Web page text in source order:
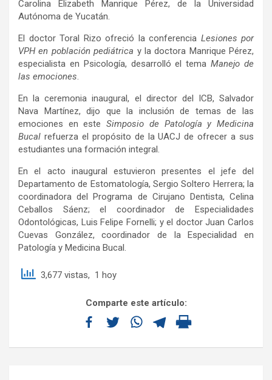
Carolina Elizabeth Manrique Pérez, de la Universidad
Autónoma de Yucatán.
El doctor Toral Rizo ofreció la conferencia Lesiones por
VPH en población pediátrica y la doctora Manrique Pérez,
especialista en Psicología, desarrolló el temaManejo de
las emociones.
En la ceremonia inaugural, el director del ICB, Salvador
Nava Martínez, dijo que la inclusión de temas de las
emociones en esteSimposio de Patología y Medicina
Bucal refuerza el propósito de la UACJ de ofrecer a sus
estudiantes una formación integral.
En el acto inaugural estuvieron presentes el jefe del
Departamento de Estomatología, Sergio Soltero Herrera; la
coordinadora del Programa de Cirujano Dentista, Celina
Ceballos Sáenz; el coordinador de Especialidades
Odontológicas, Luis Felipe Fornelli; y el doctor Juan Carlos
Cuevas González, coordinador de la Especialidad en
Patología y Medicina Bucal.
3,677 vistas, 1 hoy
Comparte este artículo: